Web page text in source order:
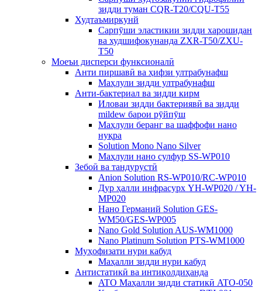
зидди туман CQR-T20/CQU-T55
Худтаъмиркунй
Сарпӯши эластикии зидди харошидан
ва худшифокунанда ZXR-T50/ZXU-
T50
Моеъи дисперси функсионалӣ
Анти пиршавӣ ва ҳифзи ултрабунафш
Маҳлули зидди ултрабунафш
Анти-бактериал ва зидди кирм
Иловаи зидди бактериявӣ ва зидди
mildew барои рӯйпӯш
Маҳлули беранг ва шаффофи нано
нуқра
Solution Mono Nano Silver
Маҳлули нано сулфур SS-WP010
Зебоӣ ва тандурустӣ
Anion Solution RS-WP010/RC-WP010
Дур ҳалли инфрасурх YH-WP020 / YH-
MP020
Нано Германий Solution GES-
WM50/GES-WP005
Nano Gold Solution AUS-WM1000
Nano Platinum Solution PTS-WM1000
Муҳофизати нури кабуд
Маҳалли зидди нури кабуд
Антистатикӣ ва интиқолдиҳанда
ATO Маҳалли зидди статикӣ ATO-050